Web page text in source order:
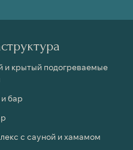
и крытый подогреваемые
бар
с сауной и хамамом